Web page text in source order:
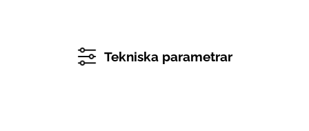
Tekniska parametrar